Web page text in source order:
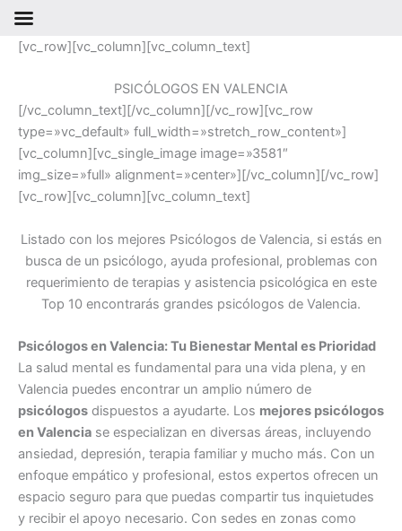
[vc_row][vc_column][vc_column_text]
PSICÓLOGOS EN VALENCIA
[/vc_column_text][/vc_column][/vc_row][vc_row
type=»vc_default» full_width=»stretch_row_content»]
[vc_column][vc_single_image image=»3581″
img_size=»full» alignment=»center»][/vc_column][/vc_row]
[vc_row][vc_column][vc_column_text]
Listado con los mejores Psicólogos de Valencia, si estás en
busca de un psicólogo, ayuda profesional, problemas con
requerimiento de terapias y asistencia psicológica en este
Top 10 encontrarás grandes psicólogos de Valencia.
Psicólogos en Valencia: Tu Bienestar Mental es Prioridad
La salud mental es fundamental para una vida plena, y en
Valencia puedes encontrar un amplio número de
psicólogos dispuestos a ayudarte. Los mejores psicólogos
en Valencia se especializan en diversas áreas, incluyendo
ansiedad, depresión, terapia familiar y mucho más. Con un
enfoque empático y profesional, estos expertos ofrecen un
espacio seguro para que puedas compartir tus inquietudes
y recibir el apoyo necesario. Con sedes en zonas como